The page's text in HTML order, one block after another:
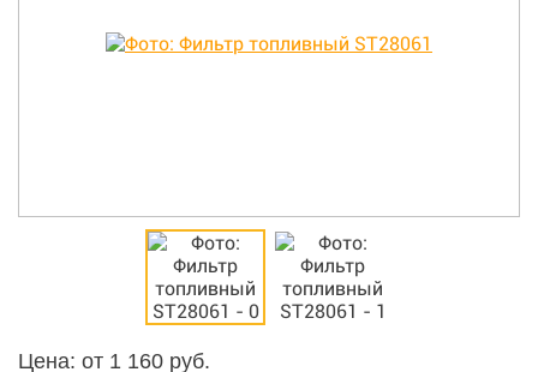
Цена: от 1 160 руб.